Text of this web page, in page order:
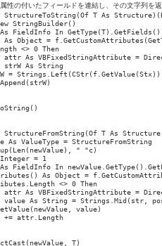
の付いたフィールドを連結し、その文字列を
StructureToString(Of T As
StringBuilder()
FieldInfo In GetType(T).GetFields()
As Object =
<> 0 Then
attr As VBFixedStringAttribute =
strW As String
=
StructureFromString(Of T As
As ValueType = StructureFromString
" "c)
= 1
FieldInfo In
As Object =
<> 0 Then
attr As VBFixedStringAttribute =
value As String = Strings.Mid(str,
value)
+= attr.Length
T)